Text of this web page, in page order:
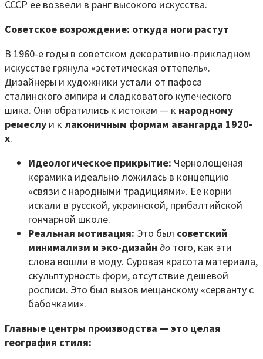
СССР ее возвели в ранг высокого искусства.
Советское возрождение: откуда ноги растут
В 1960-е годы в советском декоративно-прикладном
искусстве грянула «эстетическая оттепель».
Дизайнеры и художники устали от пафоса
сталинского ампира и сладковатого купеческого
шика. Они обратились к истокам — к народному
ремеслу и к лаконичным формам авангарда 1920-
х.
Идеологическое прикрытие: Чернолощеная
керамика идеально ложилась в концепцию
«связи с народными традициями». Ее корни
искали в русской, украинской, прибалтийской
гончарной школе.
Реальная мотивация: Это был советский
минимализм и эко-дизайн до того, как эти
слова вошли в моду. Суровая красота материала,
скульптурность форм, отсутствие дешевой
росписи. Это был вызов мещанскому «серванту с
бабочками».
Главные центры производства — это целая
география стиля: